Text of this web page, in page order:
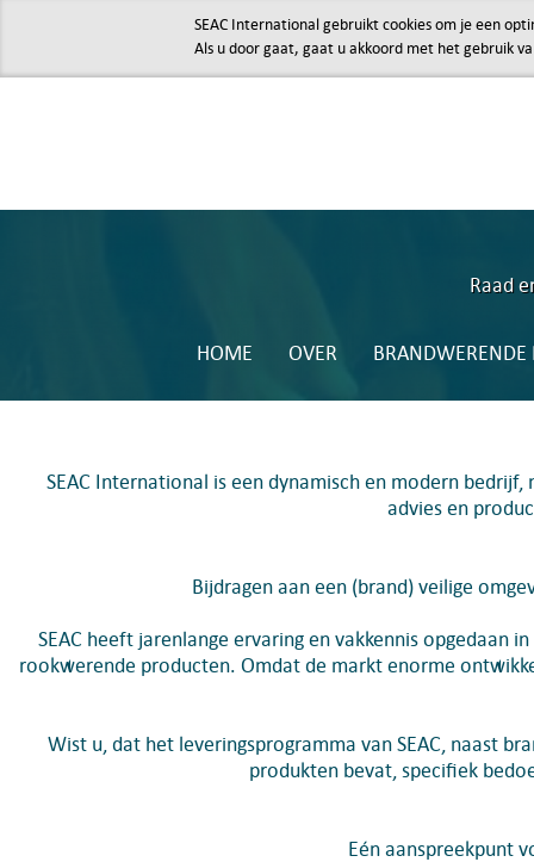
SEAC International gebruikt cookies om je een
Als u door gaat, gaat u akkoord met het gebruik
Raad
HOME OVER
SEAC International is een dynamisch en modern
advies en
Bijdragen aan een (brand) veilige
SEAC heeft jarenlange ervaring en vakkennis opgedaan
rookwerende producten. Omdat de markt enorme
Wist u, dat het leveringsprogramma van SEAC, naast
produkten bevat, specifiek
Eén aanspreekpunt